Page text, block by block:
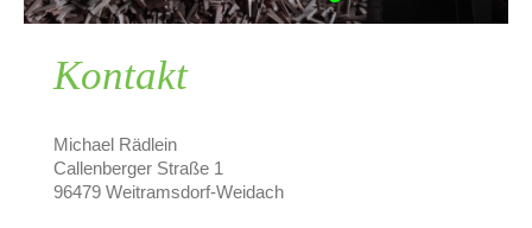
Kontakt
Michael Rädlein
Callenberger Straße 1
96479 Weitramsdorf-Weidach